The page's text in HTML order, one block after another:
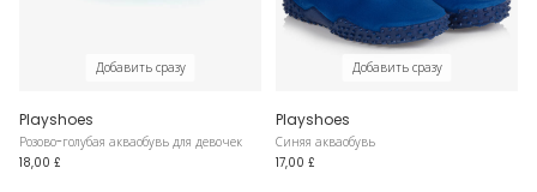
Добавить сразу
Playshoes
Розово-голубая акваобувь для девочек
18,00 £
Добавить сразу
Playshoes
Синяя акваобувь
17,00 £